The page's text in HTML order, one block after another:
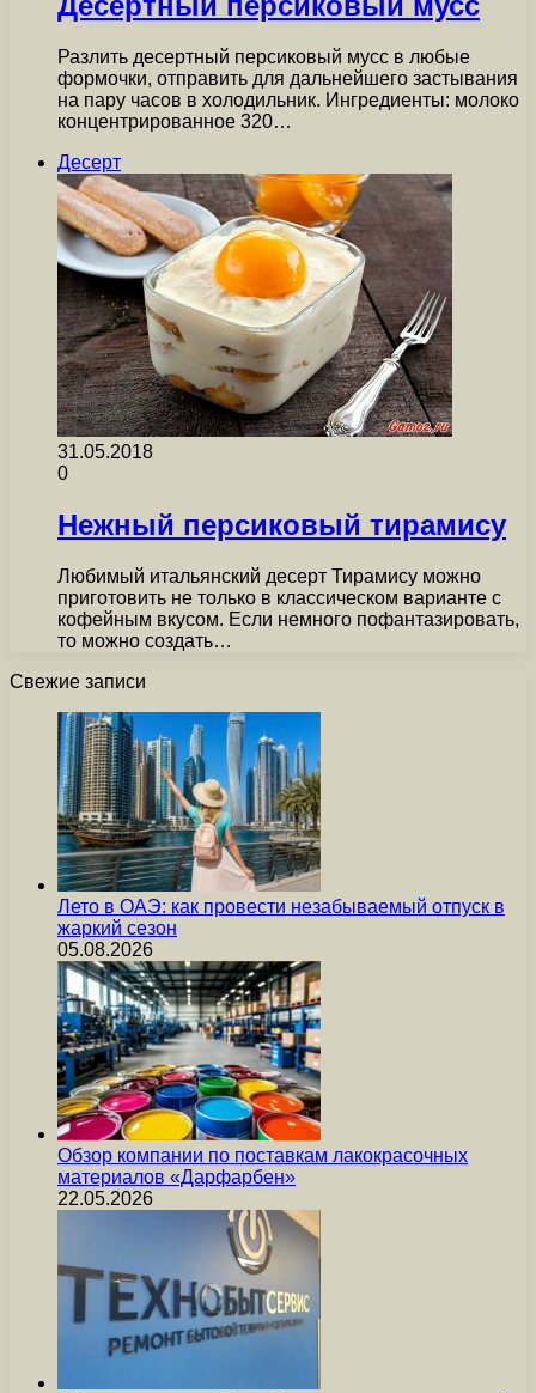
Разлить десертный персиковый мусс в любые
формочки, отправить для дальнейшего застывания
на пару часов в холодильник. Ингредиенты: молоко
концентрированное 320…
Десерт
31.05.2018
0
Нежный персиковый тирамису
Любимый итальянский десерт Тирамису можно
приготовить не только в классическом варианте с
кофейным вкусом. Если немного пофантазировать,
то можно создать…
Свежие записи
Лето в ОАЭ: как провести незабываемый отпуск в
жаркий сезон
05.08.2026
Обзор компании по поставкам лакокрасочных
материалов «Дарфарбен»
22.05.2026